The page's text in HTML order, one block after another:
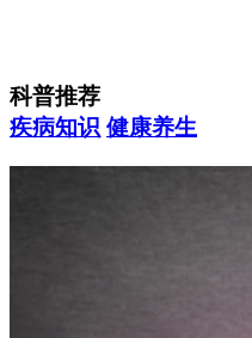
科普推荐
疾病知识 健康养生